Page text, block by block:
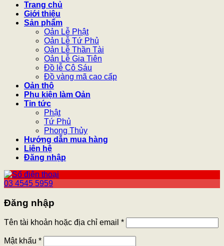
Trang chủ
Giới thiệu
Sản phẩm
Oản Lễ Phật
Oản Lễ Tứ Phủ
Oản Lễ Thần Tài
Oản Lễ Gia Tiên
Đồ lễ Cô Sáu
Đồ vàng mã cao cấp
Oản thô
Phụ kiện làm Oản
Tin tức
Phật
Tứ Phủ
Phong Thủy
Hướng dẫn mua hàng
Liên hệ
Đăng nhập
03 4545 5959
Đăng nhập
Tên tài khoản hoặc địa chỉ email *
Mật khẩu *